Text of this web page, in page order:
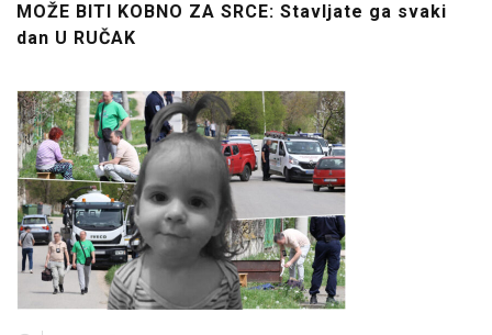
MOŽE BITI KOBNO ZA SRCE: Stavljate ga svaki
dan U RUČAK